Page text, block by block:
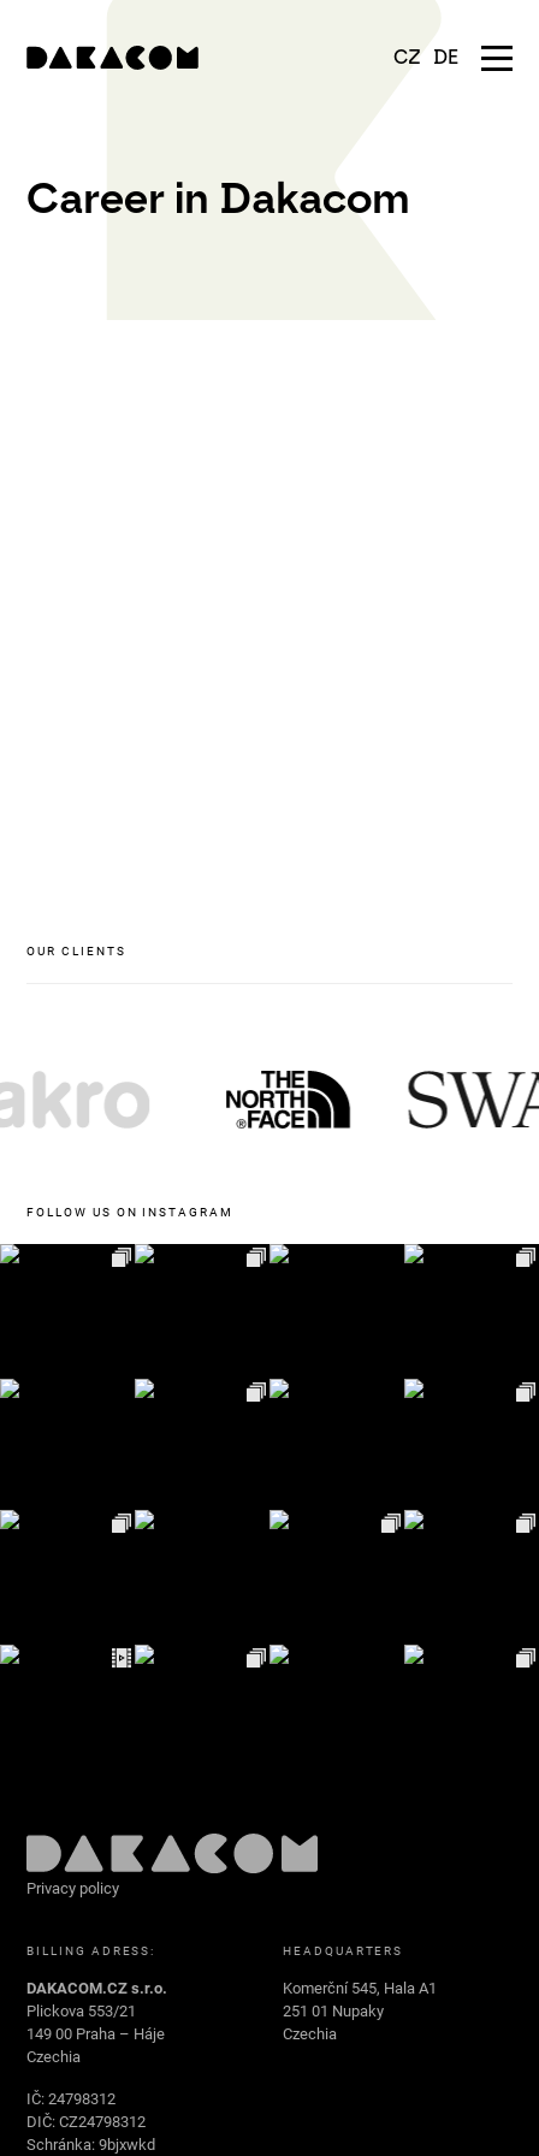
CZ DE
Career in Dakacom
OUR CLIENTS
FOLLOW US ON INSTAGRAM
Privacy policy
HEADQUARTERS
Komerční 545, Hala A1
251 01 Nupaky
Czechia
BILLING ADRESS:
DAKACOM.CZ s.r.o.
Plickova 553/21
149 00 Praha – Háje
Czechia
IČ: 24798312
DIČ: CZ24798312
Schránka: 9bjxwkd